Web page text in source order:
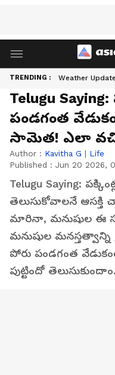
TRENDING : Weather Update
Telugu
పండగంత
సామెత! ఎలా
Author : Kavitha G | Life
Published : Jun 20 2026,
Telugu Saying:
తెలుసుకోవాలనే ఆసక్తి
మారినా, మనుషుల ఈ
మనుషుల
పోరు పండగంత
పుట్టిందో తెలుసుకుందాం.